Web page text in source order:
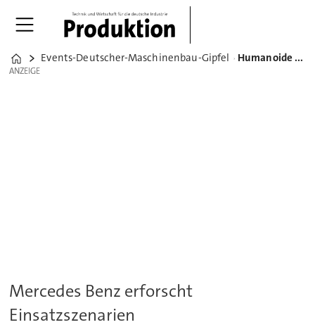
Home
Events-Deutscher-Maschinenbau-Gipfel Humanoide Roboter: Das neue Wunderkind des Maschinenbaus?
ANZEIGE
ANZEIGE
Mercedes Benz erforscht
Einsatzszenarien